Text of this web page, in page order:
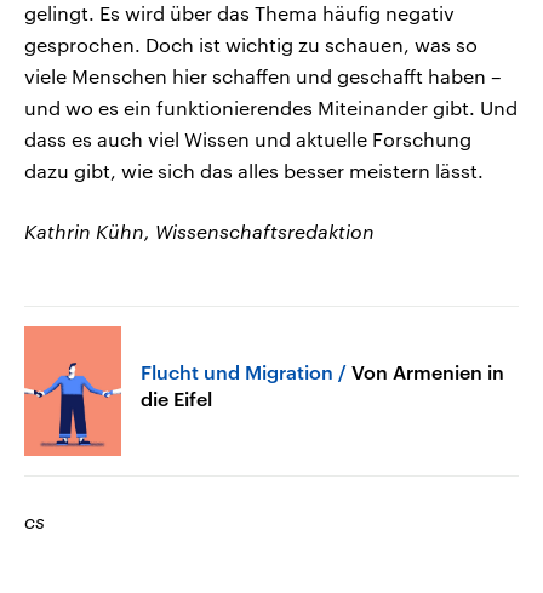
gelingt. Es wird über das Thema häufig negativ
gesprochen. Doch ist wichtig zu schauen, was so
viele Menschen hier schaffen und geschafft haben –
und wo es ein funktionierendes Miteinander gibt. Und
dass es auch viel Wissen und aktuelle Forschung
dazu gibt, wie sich das alles besser meistern lässt.
Kathrin Kühn, Wissenschaftsredaktion
Flucht und Migration
Von Armenien in
die Eifel
cs